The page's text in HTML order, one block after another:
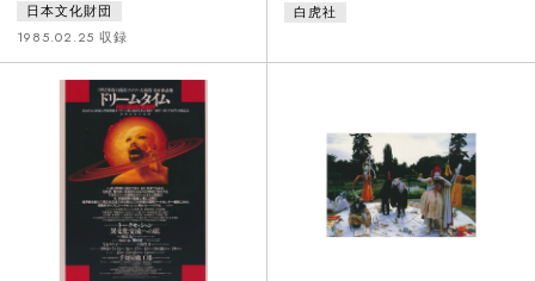
で生息し遊戯するさまを生々と再
現する（チラシより）京都を拠点
に活動していた白虎社の東京初顔
見世公演。「ひばりと寝ジャカ」
は1983年初演、その後世界各地で
再演を続け、白虎社結成当初の
荒々しいエネルギーを結集する代
表作となった。
日本文化財団
1985.02.25 収録
ャカルタ、バリ島で「秘鳴の森」
ンスなど地元のアーティストとの
作業した。このドキュメントでは
公演準備や公演映像の他、バリ舞
踊を踊る少女達など現地の人々の
様子も収録、加えて大須賀勇の解
説も挿入されており、白虎社の求
白虎社